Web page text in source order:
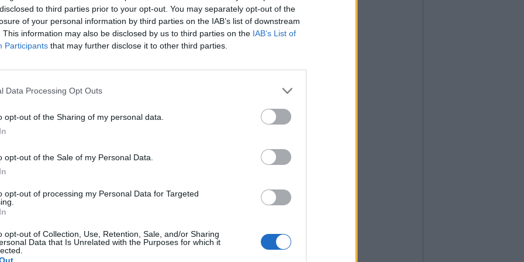
to third parties prior to your opt-out. You may separately opt-out of the
of your personal information by third parties on the IAB’s list of downstream
This information may also be disclosed by us to third parties on the IAB’s List of
Participants that may further disclose it to other third parties.
Data Processing Opt Outs
opt-out of the Sharing of my personal data.
opt-out of the Sale of my Personal Data.
opt-out of processing my Personal Data for Targeted
opt-out of Collection, Use, Retention, Sale, and/or Sharing
Data that Is Unrelated with the Purposes for which it
non va in ferie: ogni
per te
propone un appuntamento diverso ogni sera, tra
laboratori creativi, sfide musicali e burraco